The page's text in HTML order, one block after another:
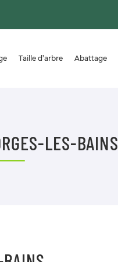
Taille d’arbre Abattage
LES-BAINS